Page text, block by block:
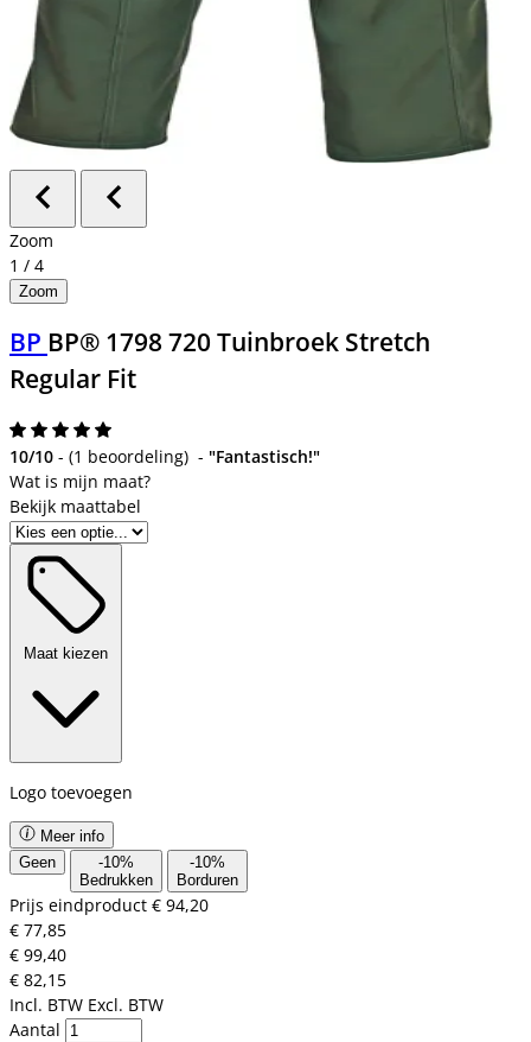
Zoom
1 / 4
Zoom
BP BP® 1798 720 Tuinbroek Stretch
Regular Fit
10/10 - (1 beoordeling) - "Fantastisch!"
Bekijk maattabel
Maat kiezen
Logo toevoegen
Meer info
Geen
-10%
Bedrukken
-10%
Borduren
Prijs eindproduct € 94,20
€ 77,85
€ 99,40
€ 82,15
Incl. BTW Excl. BTW
Aantal